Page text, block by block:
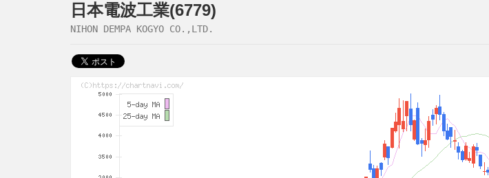
日本電波工業(6779)
NIHON DEMPA KOGYO CO.,LTD.